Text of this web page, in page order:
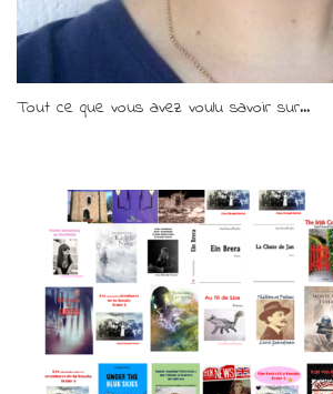
Tout ce que vous avez voulu savoir sur...